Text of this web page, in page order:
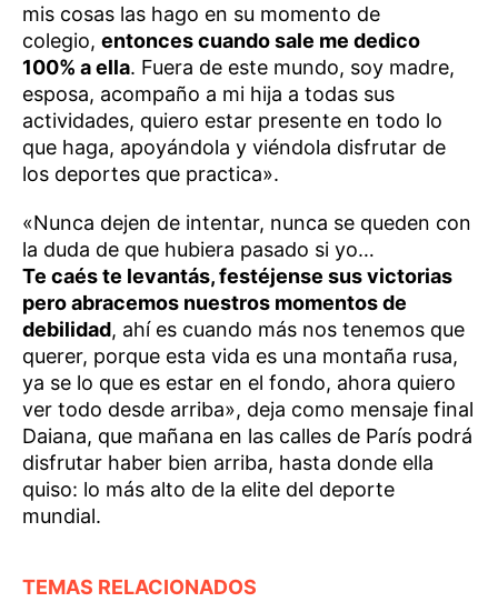
mis cosas las hago en su momento de
colegio, entonces cuando sale me dedico
100% a ella. Fuera de este mundo, soy madre,
esposa, acompaño a mi hija a todas sus
actividades, quiero estar presente en todo lo
que haga, apoyándola y viéndola disfrutar de
los deportes que practica».
«Nunca dejen de intentar, nunca se queden con
la duda de que hubiera pasado si yo…
Te caés te levantás, festéjense sus victorias
pero abracemos nuestros momentos de
debilidad, ahí es cuando más nos tenemos que
querer, porque esta vida es una montaña rusa,
ya se lo que es estar en el fondo, ahora quiero
ver todo desde arriba», deja como mensaje final
Daiana, que mañana en las calles de París podrá
disfrutar haber bien arriba, hasta donde ella
quiso: lo más alto de la elite del deporte
mundial.
TEMAS RELACIONADOS